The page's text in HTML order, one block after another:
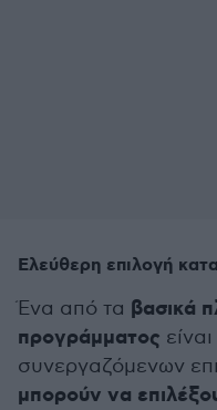
Ελεύθερη επιλογή
Ένα από τα βασικά
προγράμματος
συνεργαζόμενων
μπορούν να